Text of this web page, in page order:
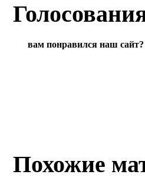
вам понравился наш сайт?
Похожие